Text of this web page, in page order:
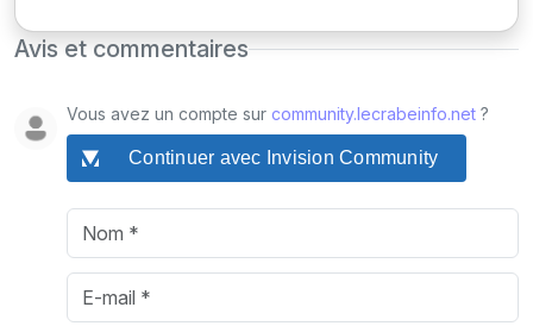
Avis et commentaires
Vous avez un compte sur community.lecrabeinfo.net ?
Continuer avec Invision Community